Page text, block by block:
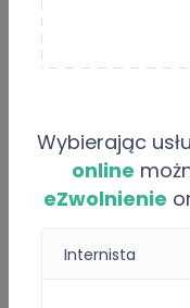
Informacje i usługi
Artykuły
O “Wiktor
Medicum
Wybierając
online
eZwolnienie
Internista